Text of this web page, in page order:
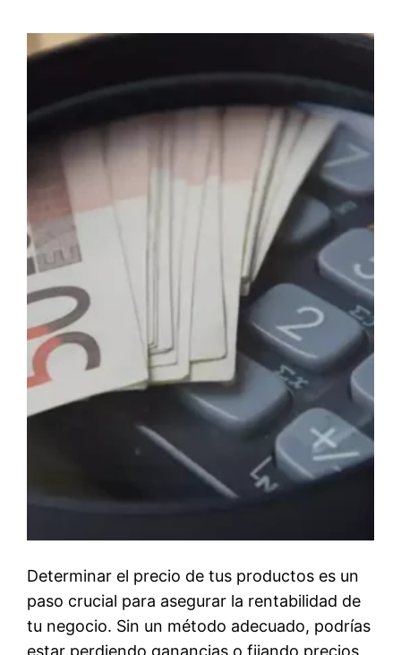
Determinar el precio de tus productos es un
paso crucial para asegurar la rentabilidad de
tu negocio. Sin un método adecuado, podrías
estar perdiendo ganancias o fijando precios